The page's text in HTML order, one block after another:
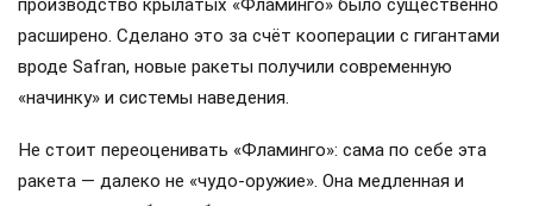
производство крылатых «Фламинго» было существенно
расширено. Сделано это за счёт кооперации с гигантами
вроде Safran, новые ракеты получили современную
«начинку» и системы наведения.
Не стоит переоценивать «Фламинго»: сама по себе эта
ракета — далеко не «чудо-оружие». Она медленная и